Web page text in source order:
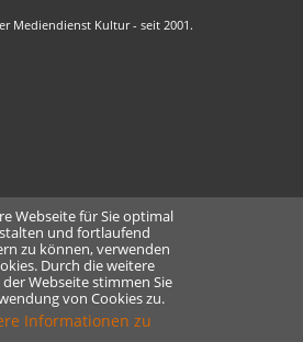
Mediendienst Kultur - seit 2001.
Webseite für Sie optimal
und fortlaufend
zu können, verwenden
Durch die weitere
Webseite stimmen Sie
von Cookies zu.
Informationen zu